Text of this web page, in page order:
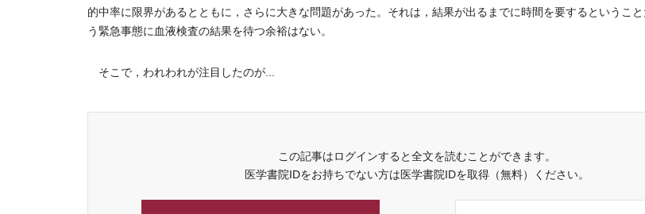
的中率に限界があるとともに，さらに大きな問題があった。それは，結果が出るまでに時間を要するというこ
う緊急事態に血液検査の結果を待つ余裕はない。
そこで，われわれが注目したのが...
この記事はログインすると全文を読むことができます。
医学書院IDをお持ちでない方は医学書院IDを取得（無料）ください。